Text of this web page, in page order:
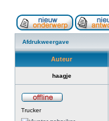
Afdrukweergave
Auteur
haagje
Trucker